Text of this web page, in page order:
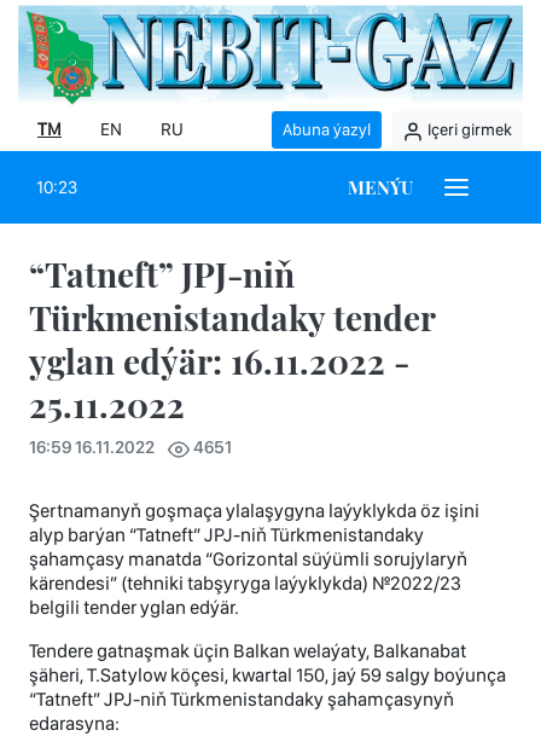
TM EN RU Abuna ýazyl Içeri girmek
10:23 MENÝU
“Tatneft” JPJ-niň
Türkmenistandaky tender
yglan edýär: 16.11.2022 -
25.11.2022
16:59 16.11.2022 4651
Şertnamanyň goşmaça ylalaşygyna laýyklykda öz işini
alyp barýan “Tatneft” JPJ-niň Türkmenistandaky
şahamçasy manatda “Gorizontal süýümli sorujylaryň
kärendesi” (tehniki tabşyryga laýyklykda) №2022/23
belgili tender yglan edýär.
Tendere gatnaşmak üçin Balkan welaýaty, Balkanabat
şäheri, T.Satylow köçesi, kwartal 150, jaý 59 salgy boýunça
“Tatneft” JPJ-niň Türkmenistandaky şahamçasynyň
edarasyna: